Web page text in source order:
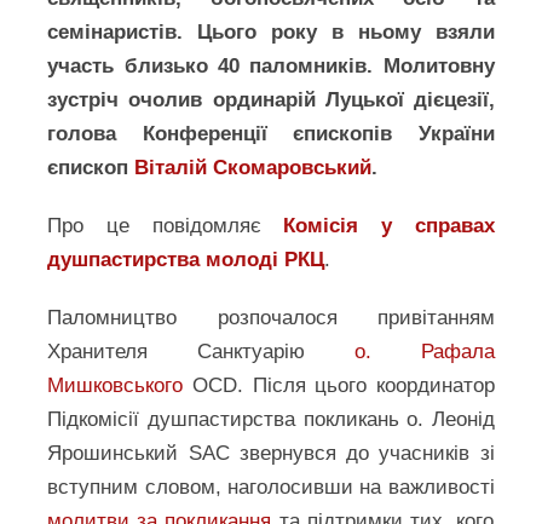
семінаристів. Цього року в ньому взяли
участь близько 40 паломників. Молитовну
зустріч очолив ординарій Луцької дієцезії,
голова Конференції єпископів України
єпископ Віталій Скомаровський.
Про це повідомляє Комісія у справах
душпастирства молоді РКЦ.
Паломництво розпочалося привітанням
Хранителя Санктуарію о. Рафала
Мишковського OCD. Після цього координатор
Підкомісії душпастирства покликань о. Леонід
Ярошинський SAC звернувся до учасників зі
вступним словом, наголосивши на важливості